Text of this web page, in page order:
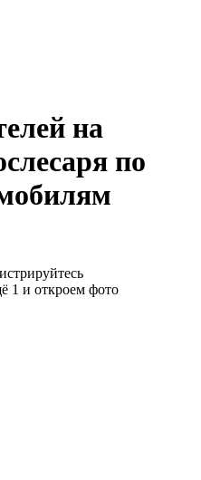
на
по
1 и откроем фото